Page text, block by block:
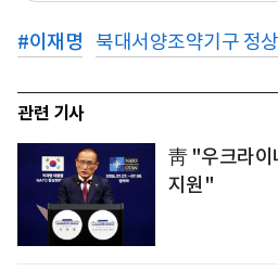
#이재명 북대서양조약기구 정
관련 기사
靑 "우크라이
지원"